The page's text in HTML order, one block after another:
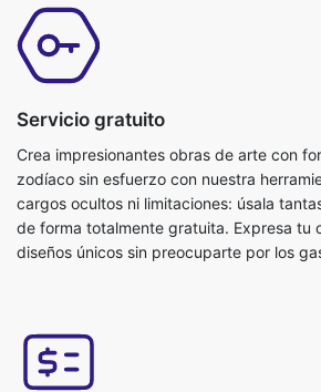
Servicio gratuito
Crea impresionantes obras de arte con
zodíaco sin esfuerzo con nuestra
cargos ocultos ni limitaciones: úsala
de forma totalmente gratuita. Expresa tu
diseños únicos sin preocuparte por los